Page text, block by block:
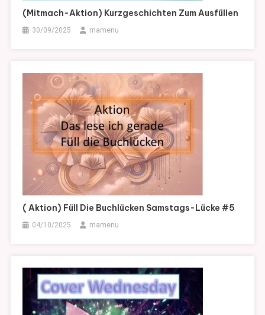
(Mitmach-Aktion) Kurzgeschichten Zum Ausfüllen
30/09/2025 mamenu
( Aktion) Füll Die Buchlücken Samstags-Lücke #5
04/10/2025 mamenu